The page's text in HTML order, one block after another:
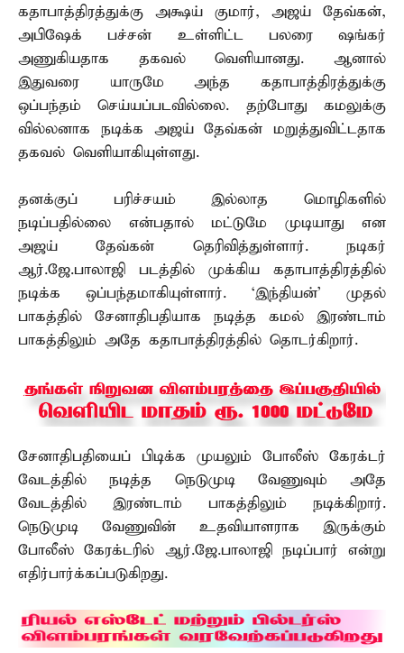
கதாபாத்திரத்துக்கு அக்ஷய் குமார், அஜய் தேவ்கன்,
அபிஷேக் பச்சன் உள்ளிட்ட பலரை ஷங்கர்
அணுகியதாக தகவல் வெளியானது. ஆனால்
இதுவரை யாருமே அந்த கதாபாத்திரத்துக்கு
ஒப்பந்தம் செய்யப்படவில்லை. தற்போது கமலுக்கு
வில்லனாக நடிக்க அஜய் தேவ்கன் மறுத்துவிட்டதாக
தகவல் வெளியாகியுள்ளது.
தனக்குப் பரிச்சயம் இல்லாத மொழிகளில்
நடிப்பதில்லை என்பதால் மட்டுமே முடியாது என
அஜய் தேவ்கன் தெரிவித்துள்ளார். நடிகர்
ஆர்.ஜே.பாலாஜி படத்தில் முக்கிய கதாபாத்திரத்தில்
நடிக்க ஒப்பந்தமாகியுள்ளார். `இந்தியன்’ முதல்
பாகத்தில் சேனாதிபதியாக நடித்த கமல் இரண்டாம்
பாகத்திலும் அதே கதாபாத்திரத்தில் தொடர்கிறார்.
சேனாதிபதியைப் பிடிக்க முயலும் போலீஸ் கேரக்டர்
வேடத்தில் நடித்த நெடுமுடி வேணுவும் அதே
வேடத்தில் இரண்டாம் பாகத்திலும் நடிக்கிறார்.
நெடுமுடி வேணுவின் உதவியாளராக இருக்கும்
போலீஸ் கேரக்டரில் ஆர்.ஜே.பாலாஜி நடிப்பார் என்று
எதிர்பார்க்கப்படுகிறது.